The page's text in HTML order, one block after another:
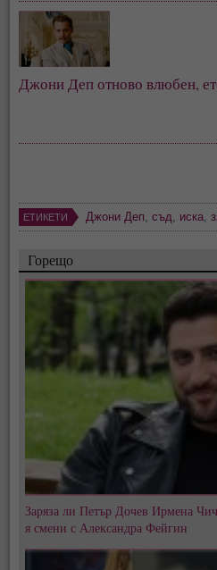
Джони Деп отново влюбен,
ЕТИКЕТИ Джони Деп,съд, иска,
Горещо
Заряза ли Петър Дочев Ирмена
я смени с Александра Фейгин